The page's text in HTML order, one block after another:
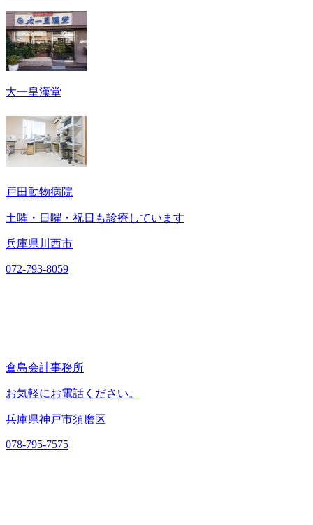
大一皇漢堂
戸田動物病院
土曜・日曜・祝日も診療しています
兵庫県川西市
072-793-8059
倉島会計事務所
お気軽にお電話ください。
兵庫県神戸市須磨区
078-795-7575